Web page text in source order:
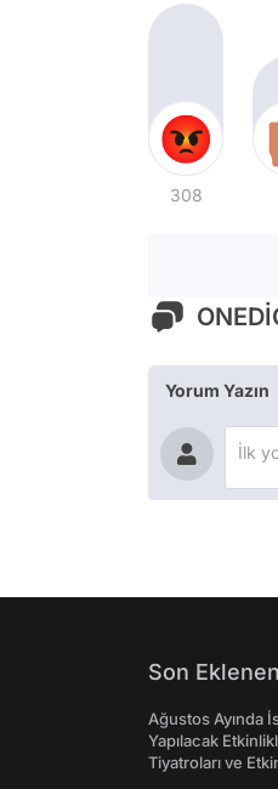
308
Yorum Yazın
Son
Ağustos Ayında
Yapılacak
Tiyatroları ve